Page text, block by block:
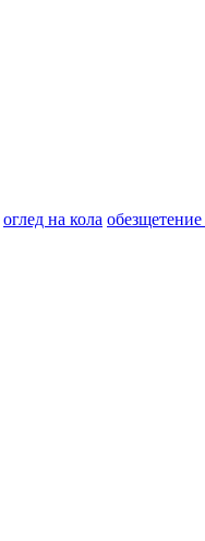
оглед на кола